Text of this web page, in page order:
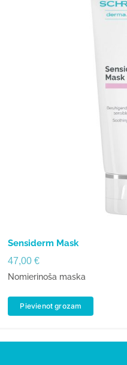
Sensiderm Mask
47,00€
Nomierinoša maska
Pievienot grozam